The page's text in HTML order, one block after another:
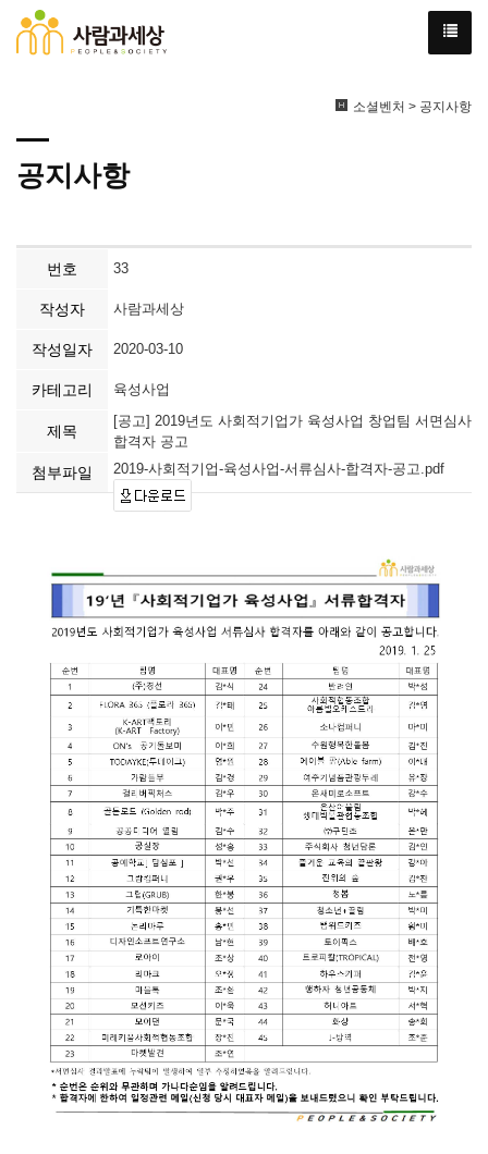
소셜벤처 > 공지사항
공지사항
번호 33
작성자 사람과세상
작성일자 2020-03-10
카테고리 육성사업
제목
[공고] 2019년도 사회적기업가 육성사업 창업팀 서면심사
합격자 공고
첨부파일 2019-사회적기업-육성사업-서류심사-합격자-공고.pdf